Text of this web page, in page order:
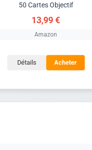
50 Cartes Objectif
13,99 €
Amazon
Détails Acheter